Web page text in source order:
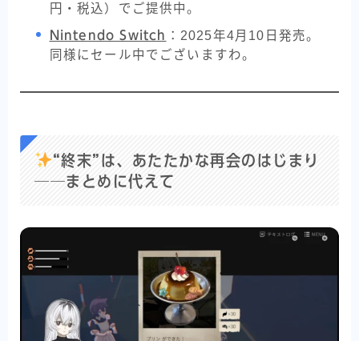
円・税込）でご提供中。
Nintendo Switch ：2025年4月10日発売。
同様にセール中でございますわ。
“終末”は、あたたかな再会のはじまり
──まとめに代えて